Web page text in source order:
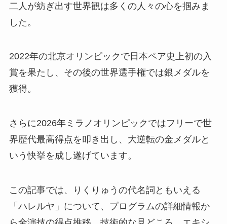
二人が紡ぎ出す世界観は多くの人々の心を掴みま
した。
2022年の北京オリンピックで日本ペア史上初の入
賞を果たし、その後の世界選手権では銀メダルを
獲得。
さらに2026年ミラノオリンピックではフリーで世
界歴代最高得点を叩き出し、大逆転の金メダルと
いう快挙を成し遂げています。
この記事では、りくりゅうの代名詞ともいえる
「ハレルヤ」について、プログラムの詳細情報か